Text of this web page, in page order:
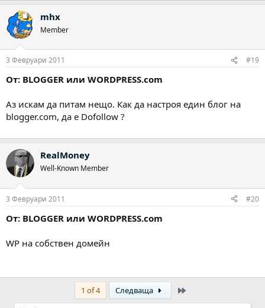
mhx
Member
3 Февруари 2011 #19
От: BLOGGER или WORDPRESS.com
Аз искам да питам нещо. Как да настроя един блог на
blogger.com, да е Dofollow ?
RealMoney
Well-Known Member
3 Февруари 2011 #20
От: BLOGGER или WORDPRESS.com
WP на собствен домейн
1 of 4 Следваща